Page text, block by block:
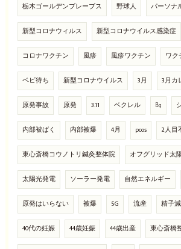
栃木ゴールデンブレーブス 野球人 パーソナ
新型コロナウィルス 新型コロナウイルス感染症
コロナワクチン 風疹 風疹ワクチン ワク
ベビ待ち 新型コロナウイルス 3月 3月カ
原発事故 原発 3.11 ベクレル ㏃
内部被ばく 内部被爆 4月 pcos 2人目
東心斎橋コウノトリ鍼灸整体院 オフグリッド太
太陽光発電 ソーラー発電 自然エネルギー
原発はいらない 被爆 5G 流産 精子
40代の妊娠 44歳妊娠 44歳出産 東心斎橋